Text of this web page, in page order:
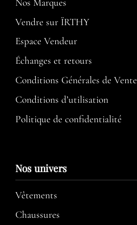
Nos Marques
Vendre sur ÏRTHY
Espace Vendeur
Échanges et retours
Conditions Générales de Vente
Conditions d’utilisation​
Politique de confidentialité
Nos univers
Vêtements
Chaussures